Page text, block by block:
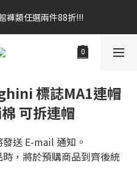
褲類任選兩件88折!!!
褲類任選兩件88折!!!
仔(絲綢鐵黑) 滿額$2499贈達摩
再贈現金卷$300元
褲類任選兩件88折!!!
標誌MA1連帽
可拆連帽
送 E-mail 通知。
，將於預購商品到齊後統